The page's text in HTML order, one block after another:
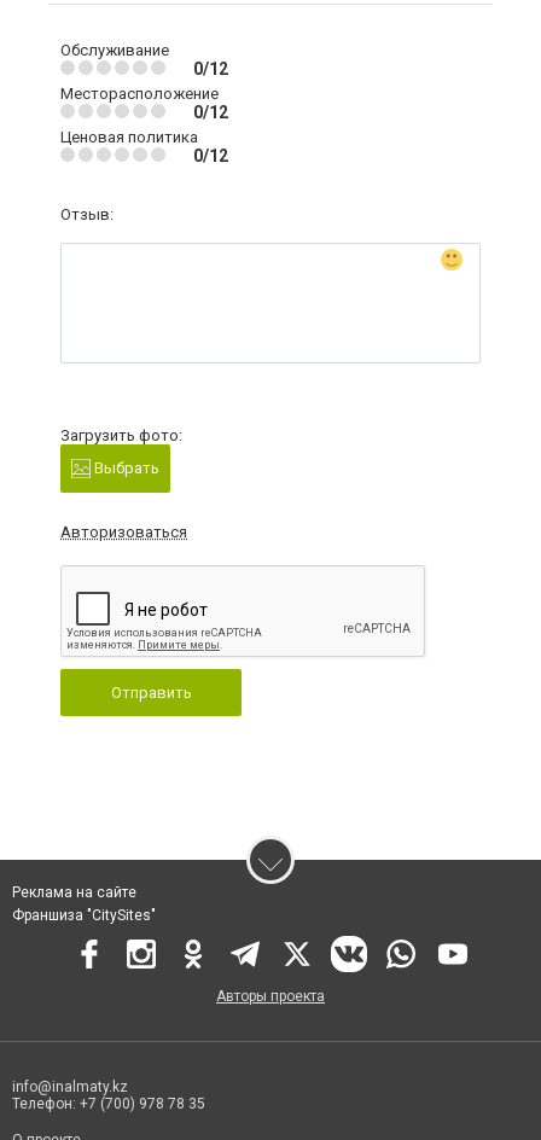
Обслуживание
0/12
Месторасположение
0/12
Ценовая политика
0/12
Отзыв:
Загрузить фото:
Выбрать
Авторизоваться
Отправить
Реклама на сайте
Франшиза "CitySites"
Авторы проекта
info@inalmaty.kz
Телефон: +7 (700) 978 78 35